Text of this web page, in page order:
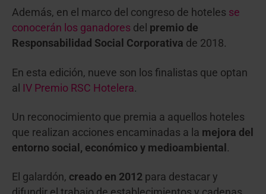
Además, en el marco del congreso de hoteles se
conocerán los ganadores del premio de
Responsabilidad Social Corporativa de 2018.
En esta edición, nueve son los finalistas que optan
al IV Premio RSC Hotelera.
Un reconocimiento que premia a aquellos hoteles
que realizan acciones encaminadas a la mejora del
entorno social, económico y medioambiental .
El galardón, creado en 2012 para destacar y